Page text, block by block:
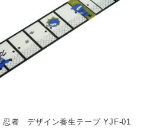
忍者 デザイン養生テープ YJF-01